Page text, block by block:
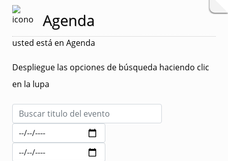
Agenda
usted está en Agenda
Despliegue las opciones de búsqueda haciendo clic
en la lupa